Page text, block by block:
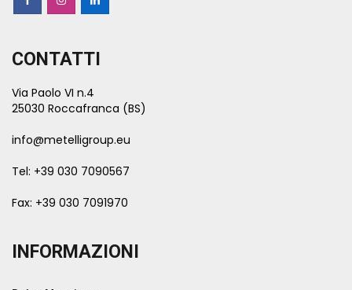
CONTATTI
Via Paolo VI n.4
25030 Roccafranca (BS)
info@metelligroup.eu
Tel: +39 030 7090567
Fax: +39 030 7091970
INFORMAZIONI